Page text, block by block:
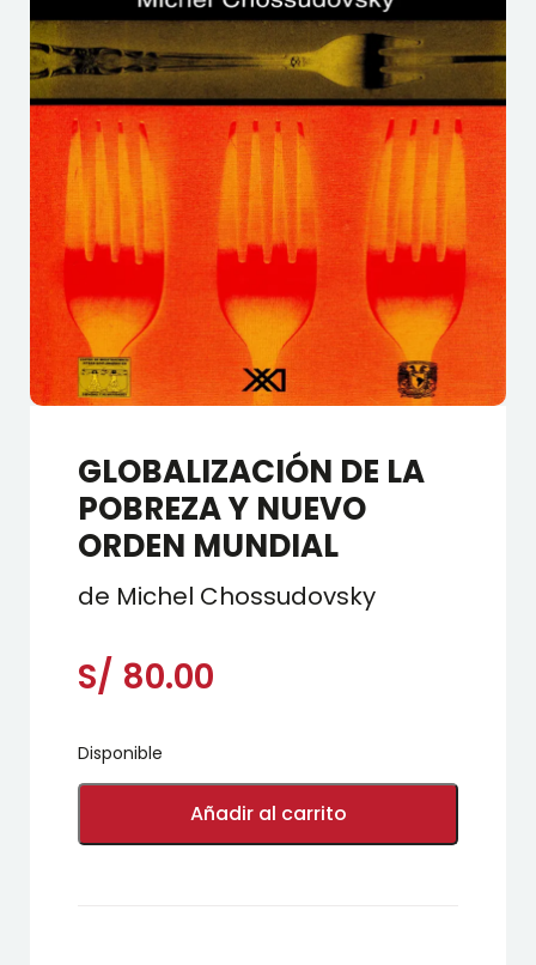
GLOBALIZACIÓN DE LA
POBREZA Y NUEVO
ORDEN MUNDIAL
de Michel Chossudovsky
S/ 80.00
Disponible
GLOBALIZACIÓN
LA
Añadir al carrito